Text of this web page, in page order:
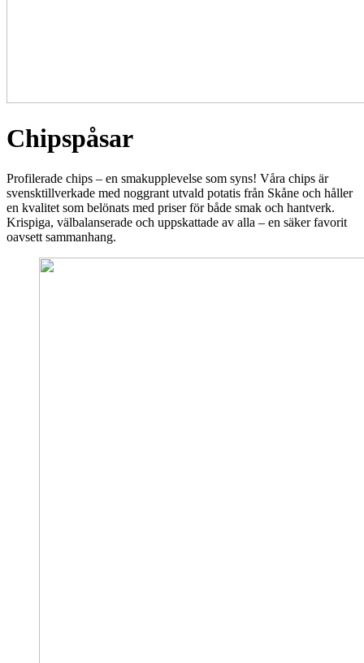
Chipspåsar
Profilerade chips – en smakupplevelse som syns! Våra chips är
svensktillverkade med noggrant utvald potatis från Skåne och håller
en kvalitet som belönats med priser för både smak och hantverk.
Krispiga, välbalanserade och uppskattade av alla – en säker favorit
oavsett sammanhang.